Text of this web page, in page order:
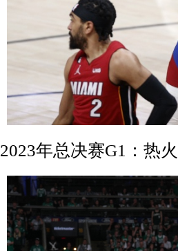
2023年总决赛G1：热